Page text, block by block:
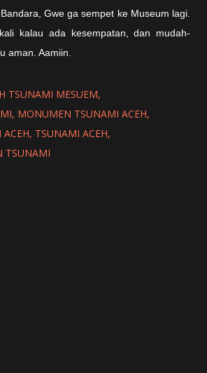
Gwe ga sempet ke Museum lagi.
kalau ada kesempatan, dan mudah-
aman. Aamiin.
TSUNAMI MESUEM
MONUMEN TSUNAMI ACEH
TSUNAMI ACEH
TSUNAMI